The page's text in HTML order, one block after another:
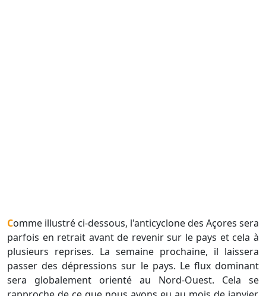
Comme illustré ci-dessous, l'anticyclone des Açores sera
parfois en retrait avant de revenir sur le pays et cela à
plusieurs reprises. La semaine prochaine, il laissera
passer des dépressions sur le pays. Le flux dominant
sera globalement orienté au Nord-Ouest. Cela se